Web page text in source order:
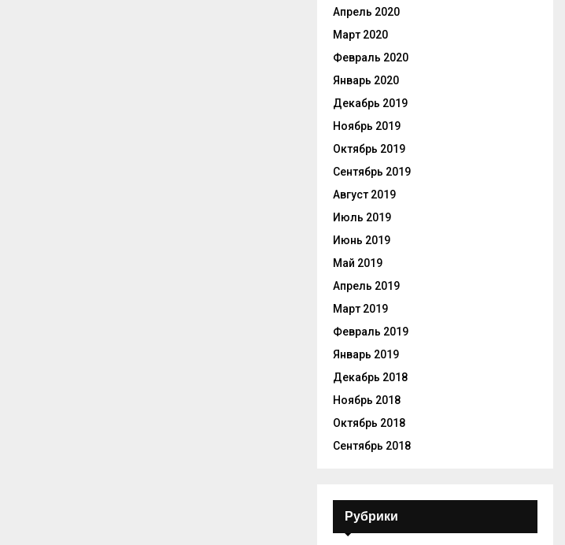
Апрель 2020
Март 2020
Февраль 2020
Январь 2020
Декабрь 2019
Ноябрь 2019
Октябрь 2019
Сентябрь 2019
Август 2019
Июль 2019
Июнь 2019
Май 2019
Апрель 2019
Март 2019
Февраль 2019
Январь 2019
Декабрь 2018
Ноябрь 2018
Октябрь 2018
Сентябрь 2018
Рубрики